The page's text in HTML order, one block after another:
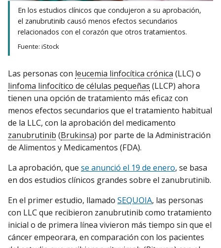
En los estudios clínicos que condujeron a su aprobación,
el zanubrutinib causó menos efectos secundarios
relacionados con el corazón que otros tratamientos.
Fuente: iStock
Las personas con leucemia linfocítica crónica (LLC) o
linfoma linfocítico de células pequeñas (LLCP) ahora
tienen una opción de tratamiento más eficaz con
menos efectos secundarios que el tratamiento habitual
de la LLC, con la aprobación del medicamento
zanubrutinib (Brukinsa) por parte de la Administración
de Alimentos y Medicamentos (FDA).
La aprobación, que se anunció el 19 de enero, se basa
en dos estudios clínicos grandes sobre el zanubrutinib.
En el primer estudio, llamado SEQUOIA, las personas
con LLC que recibieron zanubrutinib como tratamiento
inicial o de primera línea vivieron más tiempo sin que el
cáncer empeorara, en comparación con los pacientes